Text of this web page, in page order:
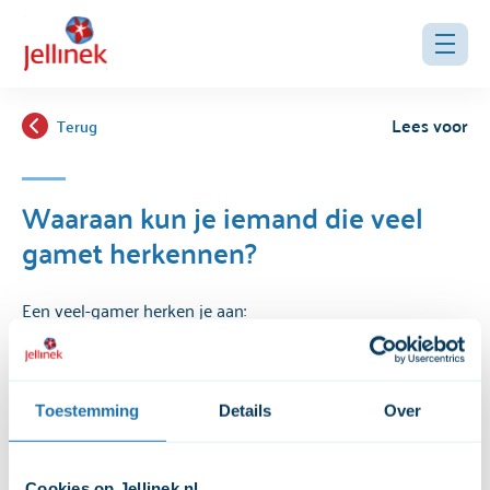
Toestemming Details Over
Terug Lees voor
Waaraan kun je iemand die veel
gamet herkennen?
Een veel-gamer herken je aan:
Heel veel tijd besteden aan gamen.
Gamen ten koste gaat van school, (huis)werk, vrienden
en hobby's.
De gamer wordt agressief en geïrriteerd als er niet